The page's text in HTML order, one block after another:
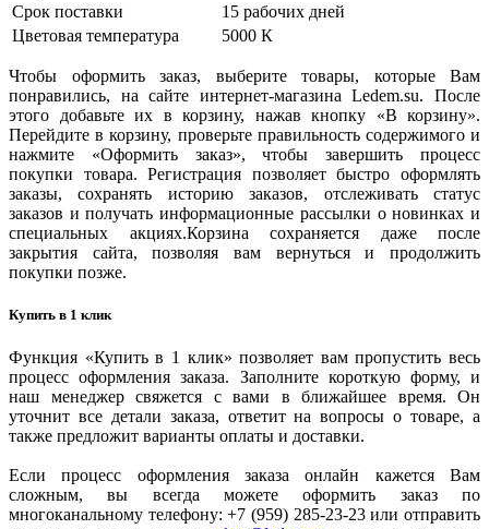
Срок поставки
15 рабочих дней
Цветовая температура
5000 К
Чтобы оформить заказ, выберите товары, которые Вам
понравились, на сайте интернет-магазина Ledem.su. После
этого добавьте их в корзину, нажав кнопку «В корзину».
Перейдите в корзину, проверьте правильность содержимого и
нажмите «Оформить заказ», чтобы завершить процесс
покупки товара. Регистрация позволяет быстро оформлять
заказы, сохранять историю заказов, отслеживать статус
заказов и получать информационные рассылки о новинках и
специальных акциях.Корзина сохраняется даже после
закрытия сайта, позволяя вам вернуться и продолжить
покупки позже.
Купить в 1 клик
Функция «Купить в 1 клик» позволяет вам пропустить весь
процесс оформления заказа. Заполните короткую форму, и
наш менеджер свяжется с вами в ближайшее время. Он
уточнит все детали заказа, ответит на вопросы о товаре, а
также предложит варианты оплаты и доставки.
Если процесс оформления заказа онлайн кажется Вам
сложным, вы всегда можете оформить заказ по
многоканальному телефону: +7 (959) 285-23-23 или отправить